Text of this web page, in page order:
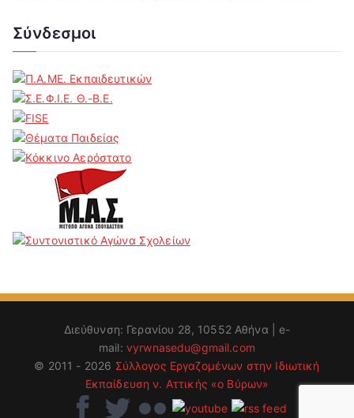
Σύνδεσμοι
Διεύθυνση: Γερανίου 28, 10552 Αθήνα | e-
mail: vyrwnasedu@gmail.com
© 2011 - 2026 Σύλλογος Εργαζομένων στην Ιδιωτική
Εκπαίδευση ν. Αττικής «ο Βύρων»